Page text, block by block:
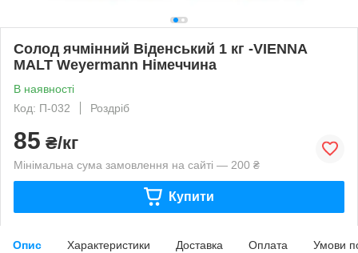
Солод ячмінний Віденський 1 кг -VIENNA
MALT Weyermann Німеччина
В наявності
Код: П-032
Роздріб
85 ₴/кг
Мінімальна сума замовлення на сайті — 200 ₴
Купити
Опис Характеристики Доставка Оплата Умови